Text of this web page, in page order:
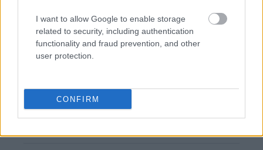
I want to allow Google to enable storage
related to security, including authentication
functionality and fraud prevention, and other
user protection.
CONFIRM
διαγωνισμός
Τζέφρι Μονκαντά: Ποιος είναι ο «εγκέφαλος» που